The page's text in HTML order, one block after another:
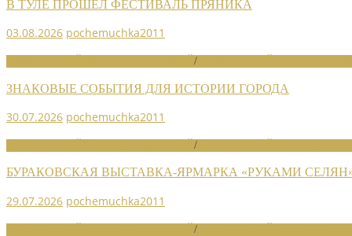
В ТУЛЕ ПРОШЕЛ ФЕСТИВАЛЬ ПРЯНИКА
03.08.2026 pochemuchka2011
/
ЗНАКОВЫЕ СОБЫТИЯ ДЛЯ ИСТОРИИ ГОРОДА
30.07.2026 pochemuchka2011
/
БУРАКОВСКАЯ ВЫСТАВКА-ЯРМАРКА «РУКАМИ
29.07.2026 pochemuchka2011
/